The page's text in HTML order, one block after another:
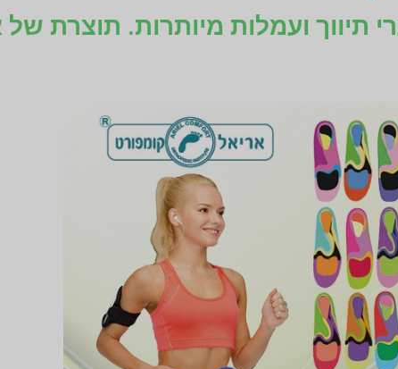
תיווך ועמלות מיותרות. תוצרת